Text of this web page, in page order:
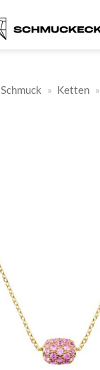
Schmuck » Ketten »